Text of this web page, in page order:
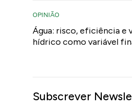
OPINIÃO
Água: risco, eficiência e
hídrico como variável
Subscrever